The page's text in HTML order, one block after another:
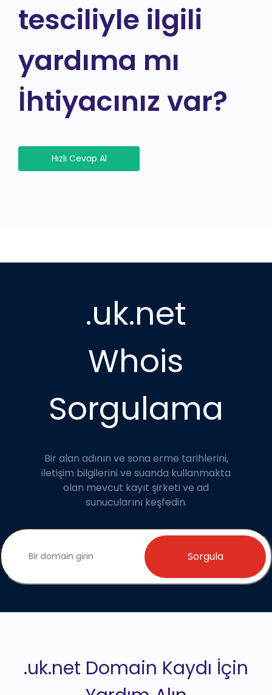
tesciliyle ilgili
yardıma mı
İhtiyacınız var?
Hızlı Cevap Al
.uk.net
Whois
Sorgulama
Bir alan adının ve sona erme tarihlerini,
iletişim bilgilerini ve suanda kullanmakta
olan mevcut kayıt şirketi ve ad
sunucularını keşfedin.
Sorgula
.uk.net Domain Kaydı İçin